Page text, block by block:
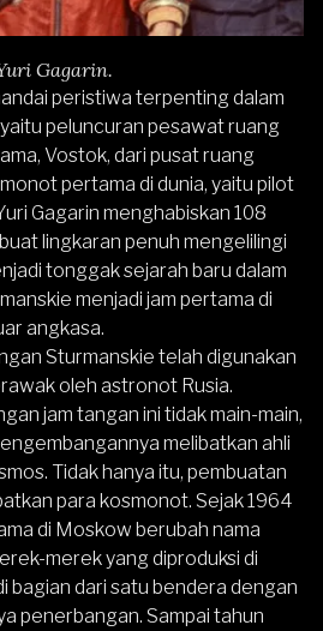
Gagarin.
peristiwa terpenting dalam
peluncuran pesawat ruang
Vostok, dari pusat ruang
pertama di dunia, yaitu pilot
Gagarin menghabiskan 108
lingkaran penuh mengelilingi
tonggak sejarah baru dalam
menjadi jam pertama di
angkasa.
Sturmanskie telah digunakan
oleh astronot Rusia.
jam tangan ini tidak main-main,
melibatkan ahli
Tidak hanya itu, pembuatan
para kosmonot. Sejak 1964
di Moskow berubah nama
merek yang diproduksi di
bagian dari satu bendera dengan
penerbangan. Sampai tahun